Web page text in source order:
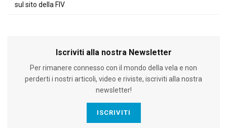
sul sito della FIV
Iscriviti alla nostra Newsletter
Per rimanere connesso con il mondo della vela e non
perderti i nostri articoli, video e riviste, iscriviti alla nostra
newsletter!
ISCRIVITI